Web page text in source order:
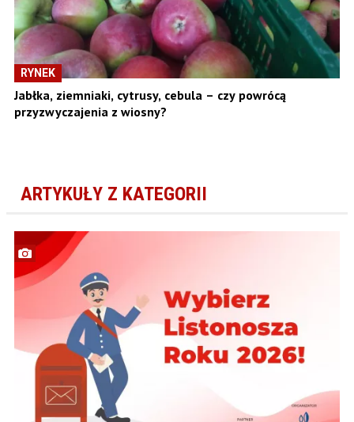
RYNEK
Jabłka, ziemniaki, cytrusy, cebula – czy powrócą
przyzwyczajenia z wiosny?
ARTYKUŁY Z KATEGORII